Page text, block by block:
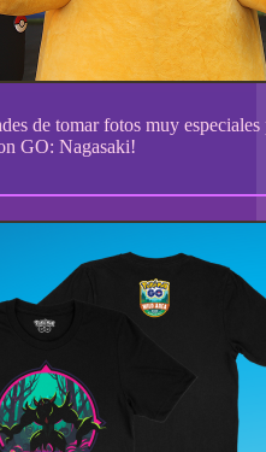
de tomar fotos muy
GO: Nagasaki!